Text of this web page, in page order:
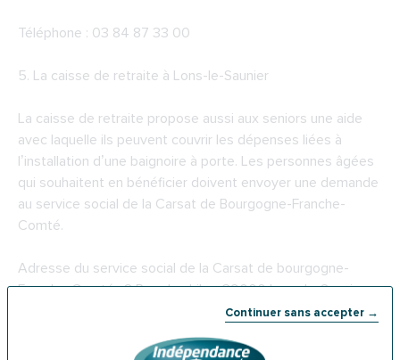
Continuer sans accepter →
Téléphone : 03 84 87 33 00
5. La caisse de retraite à Lons-le-Saunier
La caisse de retraite propose aussi aux seniors une aide
avec laquelle ils peuvent couvrir les dépenses liées à
l’installation d’une baignoire à porte. Les personnes âgées
qui souhaitent en bénéficier doivent envoyer une demande
au service social de la Carsat de Bourgogne-Franche-
Comté.
Adresse du service social de la Carsat de bourgogne-
Franche-Comté: 8 Rue des Lilas, 39000 Lons-le-Saunier